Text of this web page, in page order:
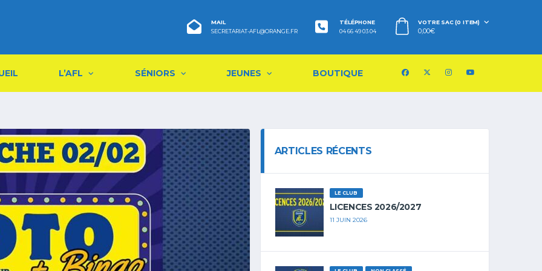
MAIL
SECRETARIAT-AFL@ORANGE.FR
TÉLÉPHONE
04 66 49 03 04
VOTRE SAC (0 ITEM)
0,00€
L’AFL SÉNIORS JEUNES BOUTIQUE
ARTICLES RÉCENTS
LE CLUB
LICENCES 2026/2027
11 JUIN 2026